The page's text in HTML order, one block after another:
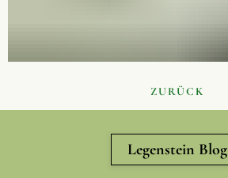
ZURÜCK
Legenstein Blog